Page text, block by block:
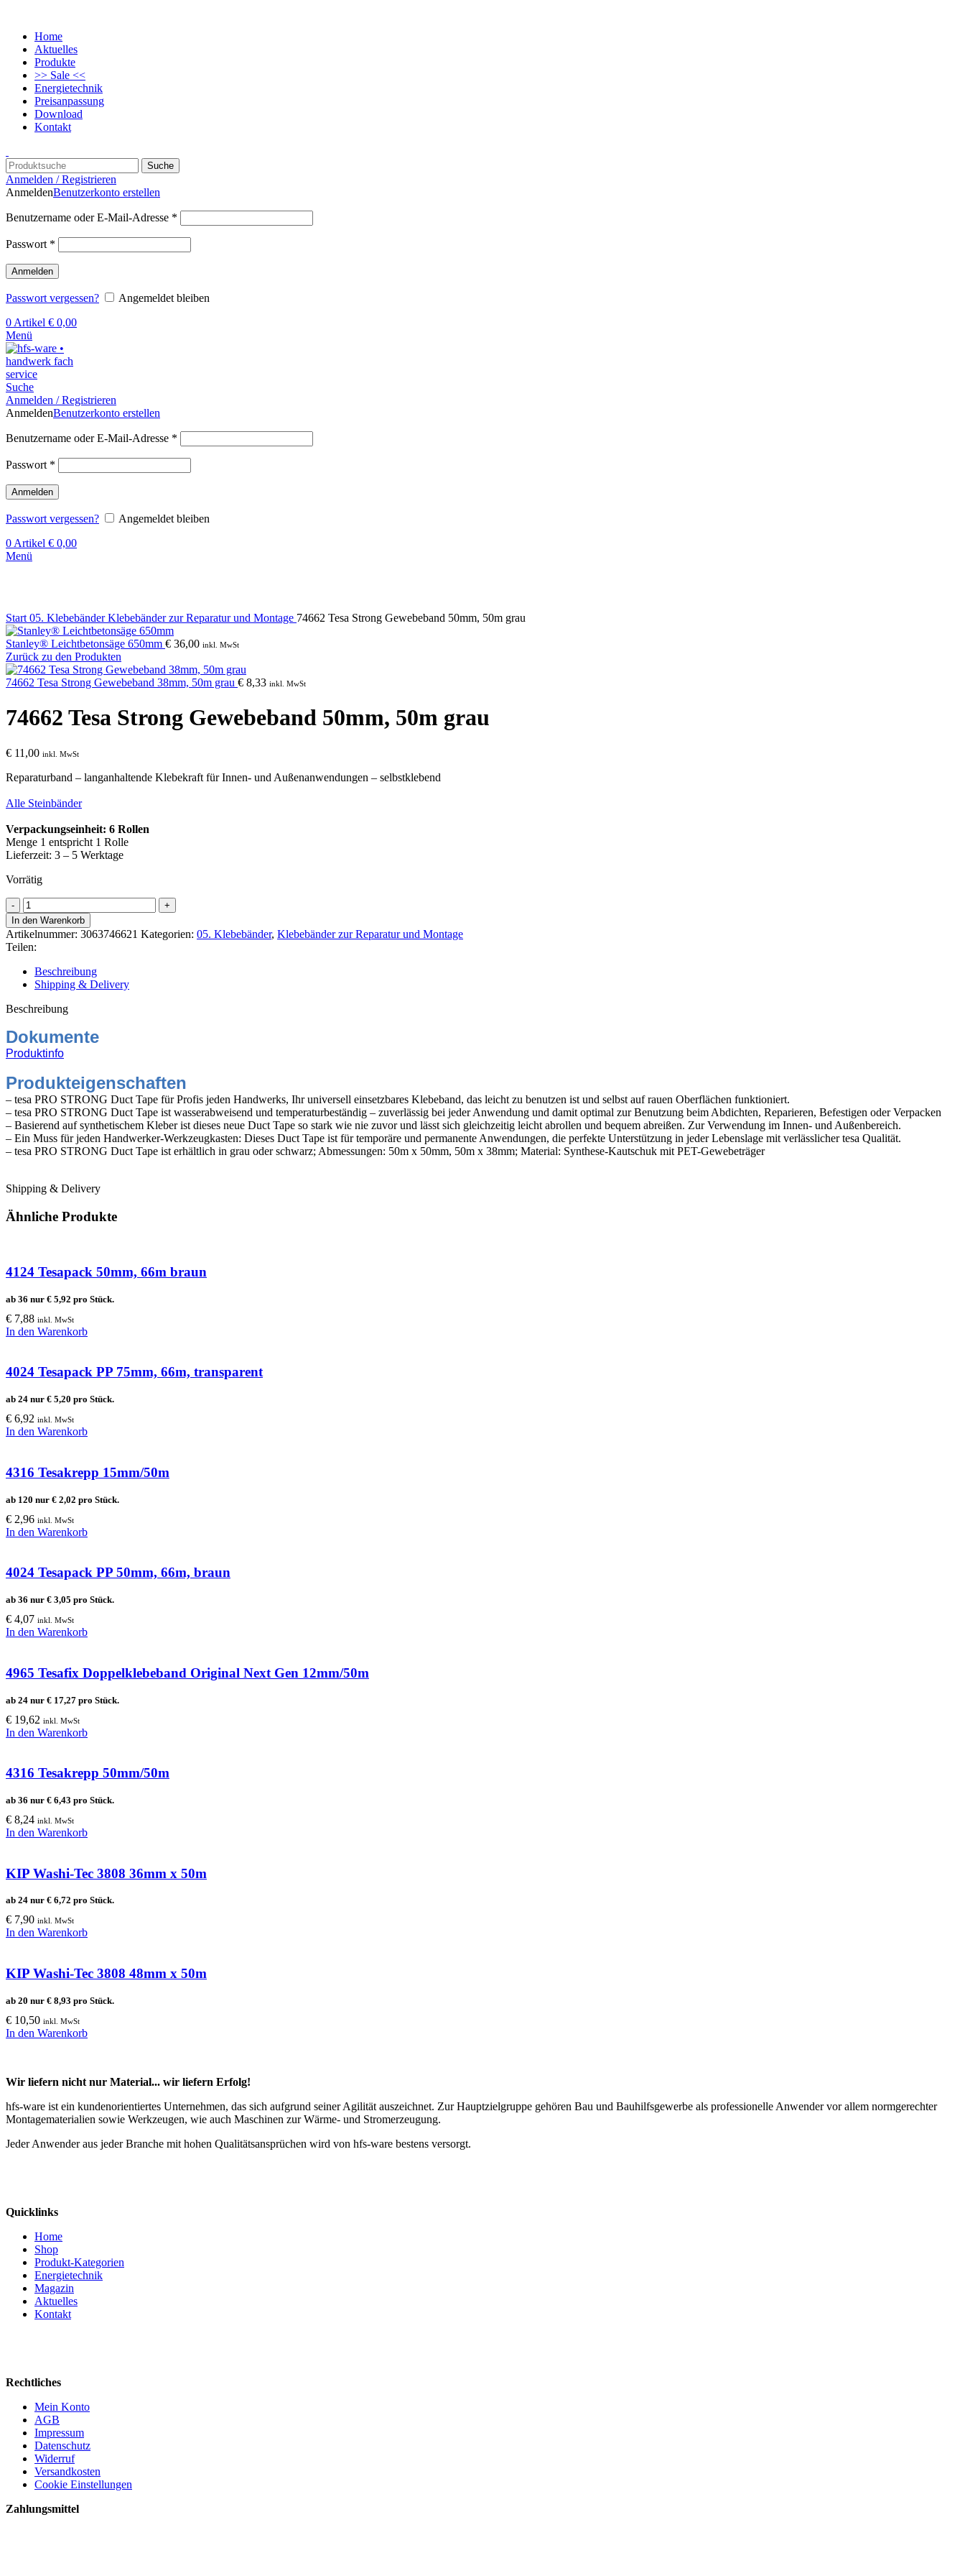
Home
Aktuelles
Produkte
>> Sale <<
Energietechnik
Preisanpassung
Download
Kontakt
Suche
Anmelden / Registrieren
AnmeldenBenutzerkonto erstellen
Benutzername oder E-Mail-Adresse *
Passwort *
Anmelden
Passwort vergessen?
Angemeldet bleiben
0 Artikel € 0,00
Menü
Suche
Anmelden / Registrieren
AnmeldenBenutzerkonto erstellen
Benutzername oder E-Mail-Adresse *
Passwort *
Anmelden
Passwort vergessen?
Angemeldet bleiben
0 Artikel € 0,00
Menü
Start 05. KlebebänderKlebebänder zur Reparatur und Montage 74662 Tesa Strong Gewebeband 50mm, 50m grau
Stanley® Leichtbetonsäge 650mm € 36,00 inkl. MwSt
Zurück zu den Produkten
74662 Tesa Strong Gewebeband 38mm, 50m grau € 8,33 inkl. MwSt
74662 Tesa Strong Gewebeband 50mm, 50m grau
€ 11,00 inkl. MwSt
Reparaturband – langanhaltende Klebekraft für Innen- und Außenanwendungen – selbstklebend
Alle Steinbänder
Verpackungseinheit: 6 Rollen
Menge 1 entspricht 1 Rolle
Lieferzeit: 3 – 5 Werktage
Vorrätig
74662
Tesa
Strong
Gewebeband
50mm,
50m
grau
Menge
In den Warenkorb
Artikelnummer: 3063746621 Kategorien: 05. Klebebänder, Klebebänder zur Reparatur und Montage
Teilen:
Beschreibung
Shipping & Delivery
Beschreibung
Dokumente
Produktinfo
Produkteigenschaften
– tesa PRO STRONG Duct Tape für Profis jeden Handwerks, Ihr universell einsetzbares Klebeband, das leicht zu benutzen ist und selbst auf rauen Oberflächen funktioniert.
– tesa PRO STRONG Duct Tape ist wasserabweisend und temperaturbeständig – zuverlässig bei jeder Anwendung und damit optimal zur Benutzung beim Abdichten, Reparieren, Befestigen oder Verpacken
– Basierend auf synthetischem Kleber ist dieses neue Duct Tape so stark wie nie zuvor und lässt sich gleichzeitig leicht abrollen und bequem abreißen. Zur Verwendung im Innen- und Außenbereich.
– Ein Muss für jeden Handwerker-Werkzeugkasten: Dieses Duct Tape ist für temporäre und permanente Anwendungen, die perfekte Unterstützung in jeder Lebenslage mit verlässlicher tesa Qualität.
– tesa PRO STRONG Duct Tape ist erhältlich in grau oder schwarz; Abmessungen: 50m x 50mm, 50m x 38mm; Material: Synthese-Kautschuk mit PET-Gewebeträger
Shipping & Delivery
Ähnliche Produkte
4124 Tesapack 50mm, 66m braun
ab 36 nur € 5,92 pro Stück.
€ 7,88 inkl. MwSt
In den Warenkorb
4024 Tesapack PP 75mm, 66m, transparent
ab 24 nur € 5,20 pro Stück.
€ 6,92 inkl. MwSt
In den Warenkorb
4316 Tesakrepp 15mm/50m
ab 120 nur € 2,02 pro Stück.
€ 2,96 inkl. MwSt
In den Warenkorb
4024 Tesapack PP 50mm, 66m, braun
ab 36 nur € 3,05 pro Stück.
€ 4,07 inkl. MwSt
In den Warenkorb
4965 Tesafix Doppelklebeband Original Next Gen 12mm/50m
ab 24 nur € 17,27 pro Stück.
€ 19,62 inkl. MwSt
In den Warenkorb
4316 Tesakrepp 50mm/50m
ab 36 nur € 6,43 pro Stück.
€ 8,24 inkl. MwSt
In den Warenkorb
KIP Washi-Tec 3808 36mm x 50m
ab 24 nur € 6,72 pro Stück.
€ 7,90 inkl. MwSt
In den Warenkorb
KIP Washi-Tec 3808 48mm x 50m
ab 20 nur € 8,93 pro Stück.
€ 10,50 inkl. MwSt
In den Warenkorb
Wir liefern nicht nur Material... wir liefern Erfolg!
hfs-ware ist ein kundenorientiertes Unternehmen, das sich aufgrund seiner Agilität auszeichnet. Zur Hauptzielgruppe gehören Bau und Bauhilfsgewerbe als professionelle Anwender vor allem normgerechter
Montagematerialien sowie Werkzeugen, wie auch Maschinen zur Wärme- und Stromerzeugung.
Jeder Anwender aus jeder Branche mit hohen Qualitätsansprüchen wird von hfs-ware bestens versorgt.
Quicklinks
Home
Shop
Produkt-Kategorien
Energietechnik
Magazin
Aktuelles
Kontakt
Rechtliches
Mein Konto
AGB
Impressum
Datenschutz
Widerruf
Versandkosten
Cookie Einstellungen
Zahlungsmittel